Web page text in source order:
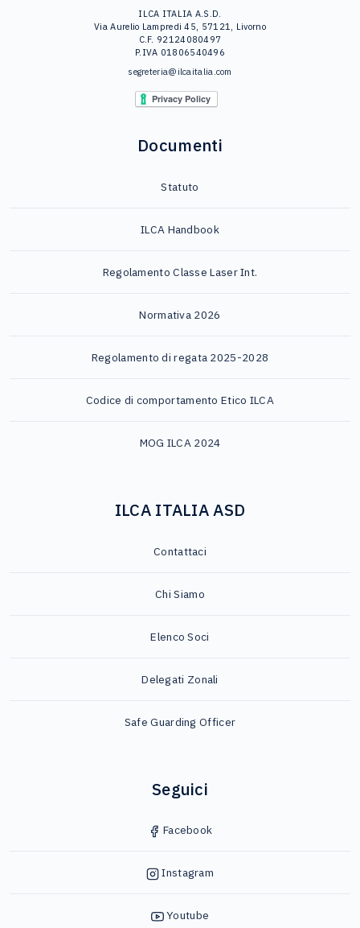
ILCA ITALIA A.S.D.
Via Aurelio Lampredi 45, 57121, Livorno
C.F. 92124080497
P.IVA 01806540496
segreteria@ilcaitalia.com
Documenti
Statuto
ILCA Handbook
Regolamento Classe Laser Int.
Normativa 2026
Regolamento di regata 2025-2028
Codice di comportamento Etico ILCA
MOG ILCA 2024
ILCA ITALIA ASD
Contattaci
Chi Siamo
Elenco Soci
Delegati Zonali
Safe Guarding Officer
Seguici
Facebook
Instagram
Youtube